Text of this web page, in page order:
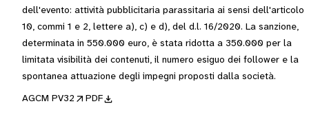
dell'evento: attività pubblicitaria parassitaria ai sensi dell'articolo
10, commi 1 e 2, lettere a), c) e d), del d.l. 16/2020. La sanzione,
determinata in 550.000 euro, è stata ridotta a 350.000 per la
limitata visibilità dei contenuti, il numero esiguo dei follower e la
spontanea attuazione degli impegni proposti dalla società.
AGCM PV32 PDF